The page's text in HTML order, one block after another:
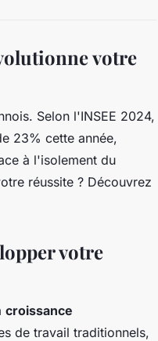
votre
Selon l'INSEE 2024,
23% cette année,
à l'isolement du
réussite ? Découvrez
votre
croissance
de travail traditionnels,